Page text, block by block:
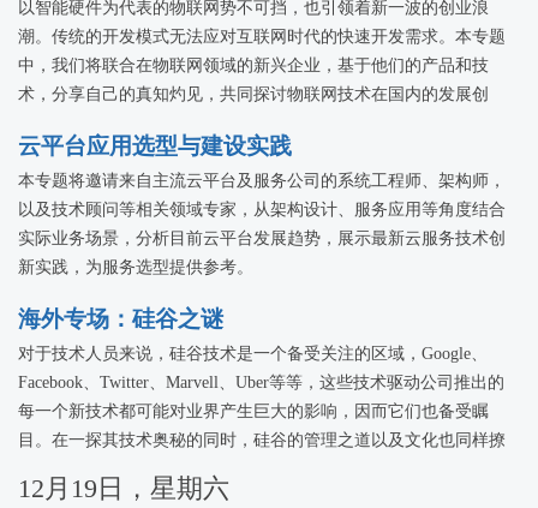
以智能硬件为代表的物联网势不可挡，也引领着新一波的创业浪
潮。传统的开发模式无法应对互联网时代的快速开发需求。本专题
中，我们将联合在物联网领域的新兴企业，基于他们的产品和技
术，分享自己的真知灼见，共同探讨物联网技术在国内的发展创
云平台应用选型与建设实践
本专题将邀请来自主流云平台及服务公司的系统工程师、架构师，
以及技术顾问等相关领域专家，从架构设计、服务应用等角度结合
实际业务场景，分析目前云平台发展趋势，展示最新云服务技术创
新实践，为服务选型提供参考。
海外专场：硅谷之谜
对于技术人员来说，硅谷技术是一个备受关注的区域，Google、
Facebook、Twitter、Marvell、Uber等等，这些技术驱动公司推出的
每一个新技术都可能对业界产生巨大的影响，因而它们也备受瞩
目。在一探其技术奥秘的同时，硅谷的管理之道以及文化也同样撩
探求之路以及对硅谷文化的深层次认识揭示硅谷之谜。
12月19日，星期六